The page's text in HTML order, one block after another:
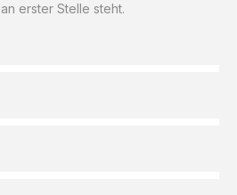
erster Stelle steht.